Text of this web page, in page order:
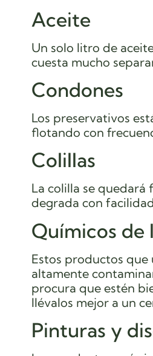
Aceite
Un solo litro de
cuesta mucho
Condones
Los preservativos
flotando con
Colillas
La colilla se quedará
degrada con
Químicos de
Estos productos que
altamente
procura que estén
llévalos mejor a un
Pinturas y